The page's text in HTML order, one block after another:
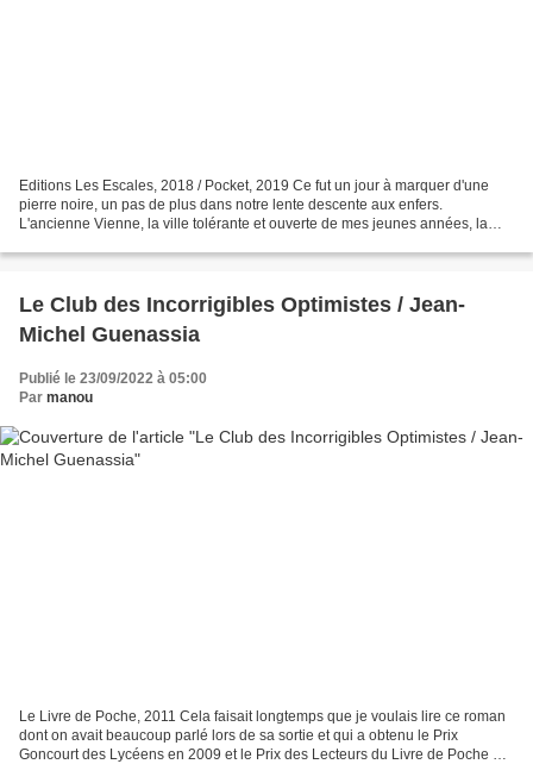
Editions Les Escales, 2018 / Pocket, 2019 Ce fut un jour à marquer d'une
pierre noire, un pas de plus dans notre lente descente aux enfers.
L'ancienne Vienne, la ville tolérante et ouverte de mes jeunes années, la
Le Club des Incorrigibles Optimistes / Jean-
Michel Guenassia
Publié le 23/09/2022 à 05:00
Par manou
Le Livre de Poche, 2011 Cela faisait longtemps que je voulais lire ce roman
dont on avait beaucoup parlé lors de sa sortie et qui a obtenu le Prix
Goncourt des Lycéens en 2009 et le Prix des Lecteurs du Livre de Poche en